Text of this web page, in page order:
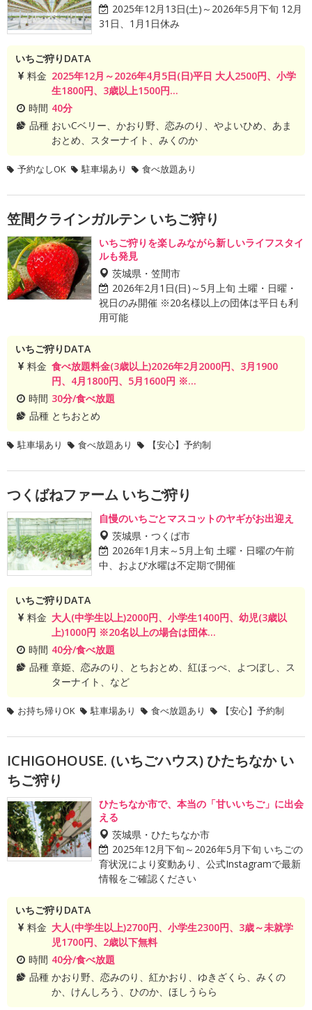
2025年12月13日(土)～2026年5月下旬 12月
31日、1月1日休み
いちご狩りDATA
料金 2025年12月～2026年4月5日(日)平日 大人2500円、小学
生1800円、3歳以上1500円...
時間 40分
品種 おいCベリー、かおり野、恋みのり、やよいひめ、あま
おとめ、スターナイト、みくのか
予約なしOK 駐車場あり 食べ放題あり
笠間クラインガルテン いちご狩り
いちご狩りを楽しみながら新しいライフスタイ
ルも発見
茨城県・笠間市
2026年2月1日(日)～5月上旬 土曜・日曜・
祝日のみ開催 ※20名様以上の団体は平日も利
用可能
いちご狩りDATA
料金 食べ放題料金(3歳以上)2026年2月2000円、3月1900
円、4月1800円、5月1600円 ※...
時間 30分/食べ放題
品種 とちおとめ
駐車場あり 食べ放題あり 【安心】予約制
つくばねファーム いちご狩り
自慢のいちごとマスコットのヤギがお出迎え
茨城県・つくば市
2026年1月末～5月上旬 土曜・日曜の午前
中、および水曜は不定期で開催
いちご狩りDATA
料金 大人(中学生以上)2000円、小学生1400円、幼児(3歳以
上)1000円 ※20名以上の場合は団体...
時間 40分/食べ放題
品種 章姫、恋みのり、とちおとめ、紅ほっぺ、よつぼし、ス
ターナイト、など
お持ち帰りOK 駐車場あり 食べ放題あり 【安心】予約制
ICHIGOHOUSE. (いちごハウス) ひたちなか い
ちご狩り
ひたちなか市で、本当の「甘いいちご」に出会
える
茨城県・ひたちなか市
2025年12月下旬～2026年5月下旬 いちごの
育状況により変動あり、公式Instagramで最新
情報をご確認ください
いちご狩りDATA
料金 大人(中学生以上)2700円、小学生2300円、3歳～未就学
児1700円、2歳以下無料
時間 40分/食べ放題
品種 かおり野、恋みのり、紅かおり、ゆきざくら、みくの
か、けんしろう、ひのか、ほしうらら